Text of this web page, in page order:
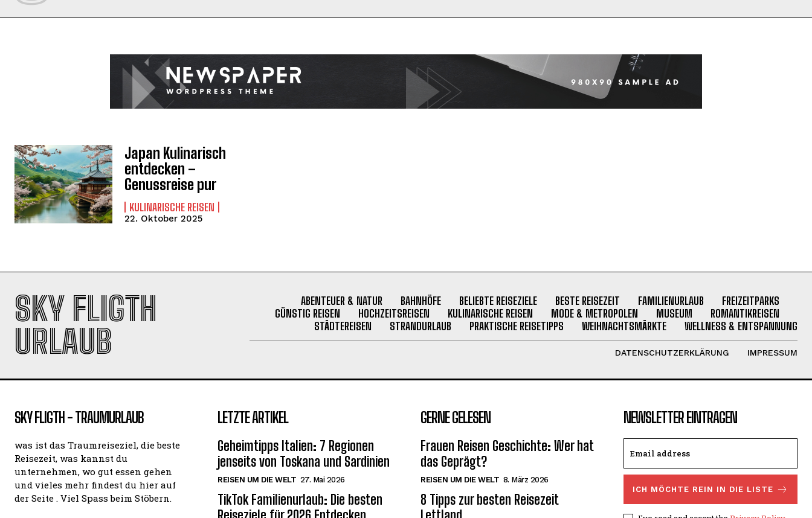
I WANT IN
Privacy Policy.
Japan Kulinarisch
entdecken –
Genussreise pur
KULINARISCHE REISEN
22. Oktober 2025
SKY FLIGTH
URLAUB
ABENTEUER & NATUR BAHNHÖFE BELIEBTE REISEZIELE BESTE REISEZEIT FAMILIENURLAUB
FREIZEITPARKS
GÜNSTIG REISEN
HOCHZEITSREISEN KULINARISCHE REISEN MODE & METROPOLEN MUSEUM
ROMANTIKREISEN
STÄDTEREISEN
STRANDURLAUB PRAKTISCHE REISETIPPS WEIHNACHTSMÄRKTE WELLNESS & ENTSPANNUNG
DATENSCHUTZERKLÄRUNG IMPRESSUM
SKY FLIGTH - TRAUMURLAUB
was ist das Traumreiseziel, die beste
Reisezeit, was kannst du
unternehmen, wo gut essen gehen
und vieles mehr findest du hier auf
der Seite . Viel Spass beim Stöbern.
LETZTE ARTIKEL
Geheimtipps Italien: 7 Regionen
jenseits von Toskana und Sardinien
REISEN UM DIE WELT 27. Mai 2026
TikTok Familienurlaub: Die besten
GERNE GELESEN
Frauen Reisen Geschichte: Wer hat
das Geprägt?
REISEN UM DIE WELT 8. März 2026
8 Tipps zur besten Reisezeit
NEWSLETTER EINTRAGEN
ICH MÖCHTE REIN IN DIE LISTE